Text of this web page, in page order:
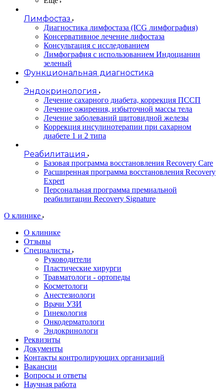
Лимфостаз
Диагностика лимфостаза (ICG лимфография)
Консервативное лечение лифостаза
Консультация с исследованием
Лимфография с использованием Индоцианин
зеленый
Функциональная диагностика
Эндокринология
Лечение сахарного диабета, коррекция ПССП
Лечение ожирения, избыточной массы тела
Лечение заболеваний щитовидной железы
Коррекция инсулинотерапии при сахарном
диабете 1 и 2 типа
Реабилитация
Базовая программа восстановления Recovery Care
Расширенная программа восстановления Recovery
Expert
Персональная программа премиальной
реабилитации Recovery Signature
O клинике
О клинике
Отзывы
Специалисты
Руководители
Пластические хирурги
Травматологи - ортопеды
Косметологи
Анестезиологи
Врачи УЗИ
Гинекология
Онкодерматологи
Эндокринологи
Реквизиты
Документы
Контакты контролирующих организаций
Вакансии
Вопросы и ответы
Научная работа